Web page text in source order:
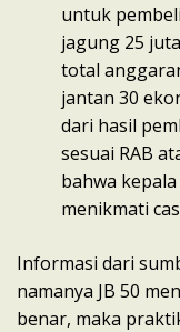
untuk
jagung 25
total
jantan 30
dari hasil
sesuai RAB
bahwa
menikmati
Informasi dari
namanya JB 50
benar, maka